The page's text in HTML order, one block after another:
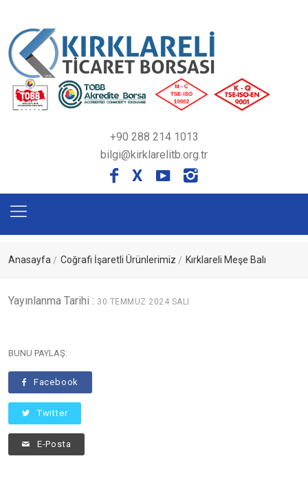
+90 288 214 1013
bilgi@kirklarelitb.org.tr
X
Anasayfa Coğrafi İşaretli Ürünlerimiz Kırklareli Meşe Balı
Yayınlanma Tarihi : 30 TEMMUZ 2024 SALI
BUNU PAYLAŞ:
Facebook
Twitter
E-Posta